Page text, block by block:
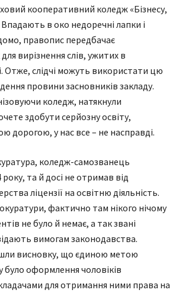
кооперативний коледж «Бізнесу,
Впадають в око недоречні лапки і
правопис передбачає
вирізнення слів, ужитих в
Отже, слідчі можуть використати цю
провини засновників закладу.
коледж, натякнули
здобути серйозну освіту,
дорогою, у нас все – не насправді.
коледж-самозванець
та й досі не отримав від
ліцензії на освітню діяльність.
фактично там нікого нічому
не було й немає, а так звані
вимогам законодавства.
висновку, що єдиною метою
було оформлення чоловіків
для отримання ними права на